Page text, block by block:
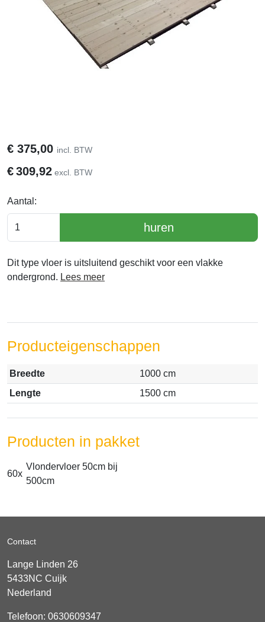
€ 375,00 incl. BTW
€309,92 excl. BTW
Aantal:
huren
Dit type vloer is uitsluitend geschikt voor een vlakke
ondergrond. Lees meer
Producteigenschappen
Breedte
1000 cm
Lengte
1500 cm
Producten in pakket
60x
Vlondervloer 50cm bij
500cm
Contact
Lange Linden 26
5433NC Cuijk
Nederland
Telefoon: 0630609347